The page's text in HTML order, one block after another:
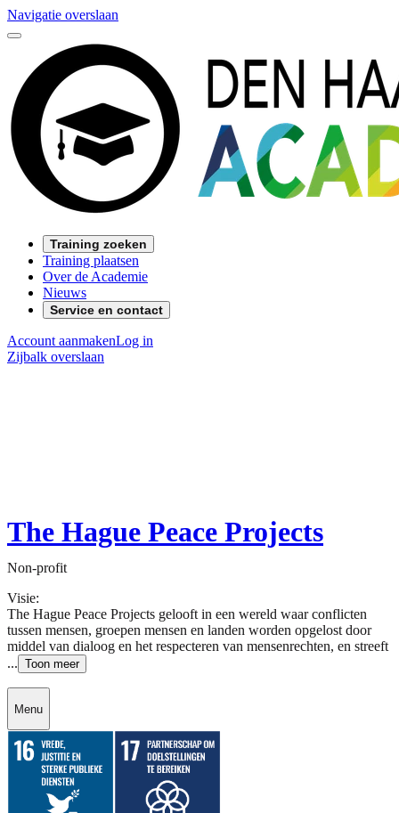
Navigatie overslaan
Training zoeken
Training plaatsen
Over de Academie
Nieuws
Service en contact
Account aanmakenLog in
Zijbalk overslaan
The Hague Peace Projects
Non-profit
Visie:
The Hague Peace Projects gelooft in een wereld waar conflicten
tussen mensen, groepen mensen en landen worden opgelost door
middel van dialoog en het respecteren van mensenrechten, en streeft
... Toon meer
Menu